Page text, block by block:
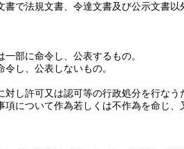
で法規文書、令達文書及び公示文書以
部に命令し、公表するもの。
し、公表しないもの。
し許可又は認可等の行政処分を行なう
について作為若しくは不作為を命じ、